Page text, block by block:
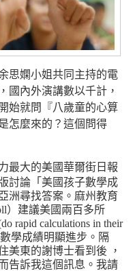
嫻小姐共同主持的電
國內外演講數以千計，
始就問『八歲童的心算
怎麼來的？這個問得
最大的美國華爾街日報
討論「美國孩子數學成
洲尋找答案。麻州教育
）建議美國兩百多所
rapid calculations in their
學成績明顯進步。隔
美東的謝博士看到後 ，
告訴我這個訊息。我請